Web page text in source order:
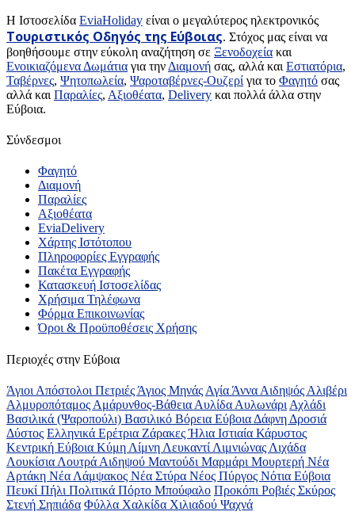
H Ιστοσελίδα EviaHoliday είναι ο μεγαλύτερος ηλεκτρονικός
Τουριστικός Οδηγός της Εύβοιας. Στόχος μας είναι να
βοηθήσουμε στην εύκολη αναζήτηση σε Ξενοδοχεία και
Ενοικιαζόμενα Δωμάτια για την Διαμονή σας, αλλά και Εστιατόρια,
Ταβέρνες, Ψητοπωλεία, Ψαροταβέρνες-Ουζερί για το Φαγητό σας
αλλά και Παραλίες, Αξιοθέατα, Delivery και πολλά άλλα στην
Εύβοια.
Σύνδεσμοι
Φαγητό
Διαμονή
Παραλίες
Αξιοθέατα
EviaDelivery
Χάρτης Ιστότοπου
Πληροφορίες Εγγραφής
Πακέτα Εγγραφής
Κατασκευή Ιστοσελίδας
Χρήσιμα Τηλέφωνα
Φόρμα Επικοινωνίας
Όροι & Προϋποθέσεις Xρήσης
Περιοχές στην Εύβοια
Άγιοι Απόστολοι Πετριές Άγιος Μηνάς Αγία Άννα Αιδηψός Αλιβέρι
Αλμυροπόταμος Αμάρυνθος-Βάθεια Αυλίδα Αυλωνάρι Αχλάδι
Βασιλικά (Ψαροπούλι) Βασιλικό Βόρεια Εύβοια Δάφνη Δροσιά
Δύστος Ελληνικά Ερέτρια ΖάρακεςΉλια Ιστιαία Κάρυστος
Κεντρική Εύβοια Κύμη Λίμνη Λευκαντί Λιμνιώνας Λιχάδα
Λουκίσια Λουτρά Αιδηψού Μαντούδι Μαρμάρι Μουρτερή Νέα
Αρτάκη Νέα Λάμψακος Νέα Στύρα Νέος Πύργος Νότια Εύβοια
Πευκί Πήλι Πολιτικά Πόρτο Μπούφαλο Προκόπι Ροβιές Σκύρος
Στενή Σηπιάδα Φύλλα Χαλκίδα Χιλιαδού Ψαχνά